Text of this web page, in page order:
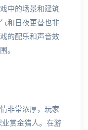
中的场景和建筑
和日夜更替也非
的配乐和声音效
。
非常浓厚，玩家
赏金猎人。在游